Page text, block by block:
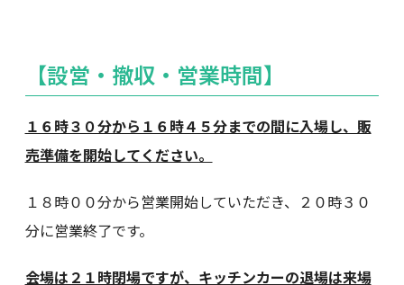
【設営・撤収・営業時間】
１６時３０分から１６時４５分までの間に入場し、販
売準備を開始してください。
１８時００分から営業開始していただき、２０時３０
分に営業終了です。
会場は２１時閉場ですが、キッチンカーの退場は来場